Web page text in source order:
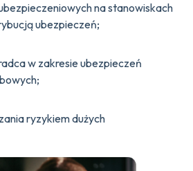
na stanowiskach
ubezpieczeń;
w zakresie ubezpieczeń
ryzykiem dużych